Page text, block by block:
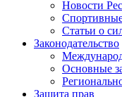
Новости
Статьи о
Законодательство
Основные
Защита прав